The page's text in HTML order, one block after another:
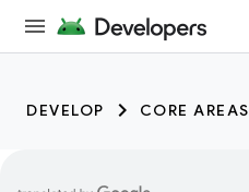
DEVELOP CORE AREAS